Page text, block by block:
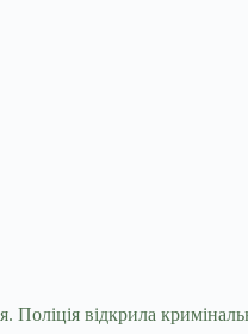
відкрила